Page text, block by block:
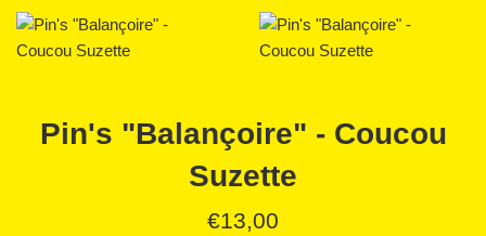
Pin's "Balançoire" - Coucou
Suzette
Prix
€13,00